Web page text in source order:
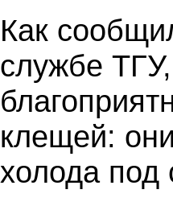
Как
службе
клещей:
холода под